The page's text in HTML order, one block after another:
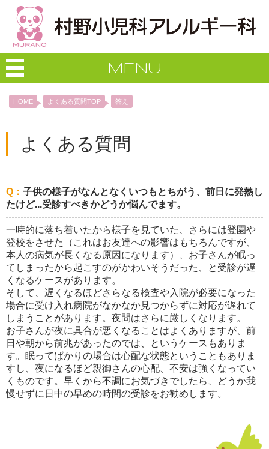
MENU
HOME よくある質問TOP 答え
よくある質問
Q： 子供の様子がなんとなくいつもとちがう、前日に発熱し
たけど...受診すべきかどうか悩んでます。
一時的に落ち着いたから様子を見ていた、さらには登園や
登校をさせた（これはお友達への影響はもちろんですが、
本人の病気が長くなる原因になります）、お子さんが眠っ
てしまったから起こすのがかわいそうだった、と受診が遅
くなるケースがあります。
そして、遅くなるほどさらなる検査や入院が必要になった
場合に受け入れ病院がなかなか見つからずに対応が遅れて
しまうことがあります。夜間はさらに厳しくなります。
お子さんが夜に具合が悪くなることはよくありますが、前
日や朝から前兆があったのでは、というケースもありま
す。眠ってばかりの場合は心配な状態ということもありま
すし、夜になるほど親御さんの心配、不安は強くなってい
くものです。早くから不調にお気づきでしたら、どうか我
慢せずに日中の早めの時間の受診をお勧めします。